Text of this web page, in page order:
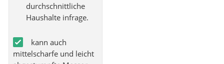
durchschnittliche
Haushalte infrage.
kann auch
mittelscharfe und leicht